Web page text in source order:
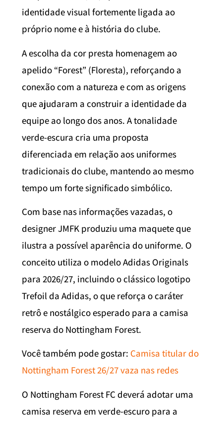
identidade visual fortemente ligada ao
próprio nome e à história do clube.
A escolha da cor presta homenagem ao
apelido “Forest” (Floresta), reforçando a
conexão com a natureza e com as origens
que ajudaram a construir a identidade da
equipe ao longo dos anos. A tonalidade
verde-escura cria uma proposta
diferenciada em relação aos uniformes
tradicionais do clube, mantendo ao mesmo
tempo um forte significado simbólico.
Com base nas informações vazadas, o
designer JMFK produziu uma maquete que
ilustra a possível aparência do uniforme. O
conceito utiliza o modelo Adidas Originals
para 2026/27, incluindo o clássico logotipo
Trefoil da Adidas, o que reforça o caráter
retrô e nostálgico esperado para a camisa
reserva do Nottingham Forest.
Você também pode gostar: Camisa titular do
Nottingham Forest 26/27 vaza nas redes
O Nottingham Forest FC deverá adotar uma
camisa reserva em verde-escuro para a